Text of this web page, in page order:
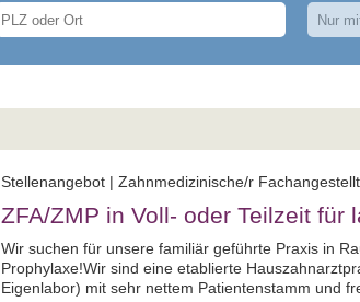
Stellenangebot | Zahnmedizinische/r
ZFA/ZMP in Voll- oder Teilzeit für
Wir suchen für unsere familiär geführte Praxis in
Prophylaxe!Wir sind eine etablierte
Eigenlabor) mit sehr nettem Patientenstamm und